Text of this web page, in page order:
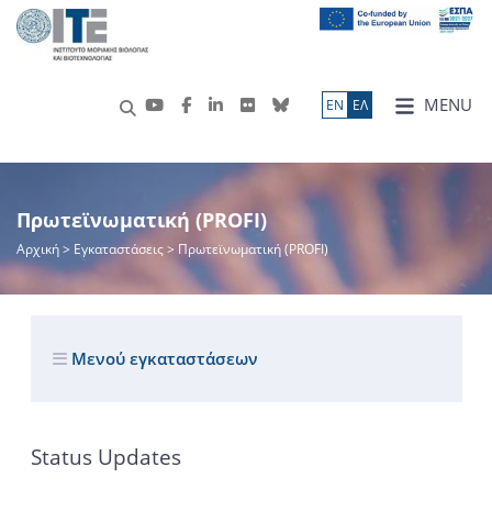
MENU
ΕN ΕΛ
Πρωτεϊνωματική (PROFI)
Αρχική> Εγκαταστάσεις > Πρωτεϊνωματική (PROFI)
Μενού εγκαταστάσεων
Status Updates